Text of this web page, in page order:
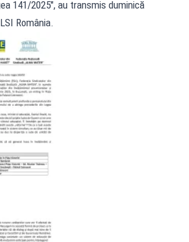
141/2025", au transmis duminică
România.